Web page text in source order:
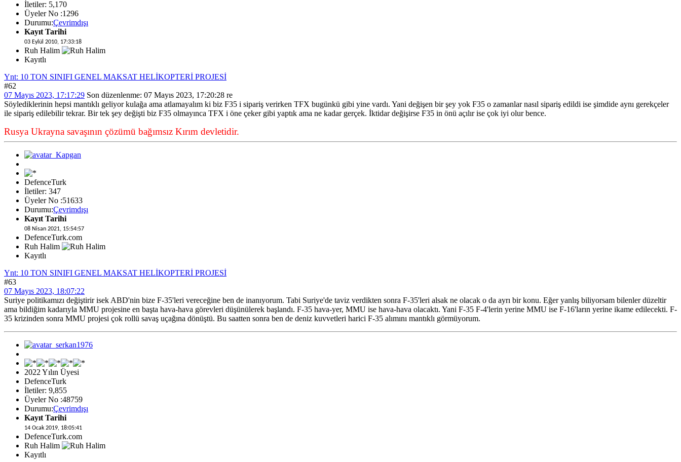
İletiler: 5,170
Üyeler No :1296
Durumu:Çevrimdışı
Kayıt Tarihi
03 Eylül 2010, 17:33:18
Ruh Halim
Kayıtlı
Ynt: 10 TON SINIFI GENEL MAKSAT HELİKOPTERİ PROJESİ
#62
07 Mayıs 2023, 17:17:29 Son düzenlenme: 07 Mayıs 2023, 17:20:28 re
Söylediklerinin hepsi mantıklı geliyor kulağa ama atlamayalım ki biz F35 i sipariş verirken TFX bugünkü gibi yine vardı. Yani değişen bir şey yok F35 o zamanlar nasıl sipariş edildi ise şimdide aynı gerekçeler
ile sipariş edilebilir tekrar. Bir tek şey değişti biz F35 olmayınca TFX i öne çeker gibi yaptık ama ne kadar gerçek. İktidar değişirse F35 in önü açılır ise çok iyi olur bence.
Rusya Ukrayna savaşının çözümü bağımsız Kırım devletidir.
DefenceTurk
İletiler: 347
Üyeler No :51633
Durumu:Çevrimdışı
Kayıt Tarihi
08 Nisan 2021, 15:54:57
DefenceTurk.com
Ruh Halim
Kayıtlı
Ynt: 10 TON SINIFI GENEL MAKSAT HELİKOPTERİ PROJESİ
#63
07 Mayıs 2023, 18:07:22
Suriye politikamızı değiştirir isek ABD'nin bize F-35'leri vereceğine ben de inanıyorum. Tabi Suriye'de taviz verdikten sonra F-35'leri alsak ne olacak o da ayrı bir konu. Eğer yanlış biliyorsam bilenler düzeltir
ama bildiğim kadarıyla MMU projesine en başta hava-hava görevleri düşünülerek başlandı. F-35 hava-yer, MMU ise hava-hava olacaktı. Yani F-35 F-4'lerin yerine MMU ise F-16'ların yerine ikame edilecekti. F-
35 krizinden sonra MMU projesi çok rollü savaş uçağına dönüştü. Bu saatten sonra ben de deniz kuvvetleri harici F-35 alımını mantıklı görmüyorum.
2022 Yılın Üyesi
DefenceTurk
İletiler: 9,855
Üyeler No :48759
Durumu:Çevrimdışı
Kayıt Tarihi
14 Ocak 2019, 18:05:41
DefenceTurk.com
Ruh Halim
Kayıtlı